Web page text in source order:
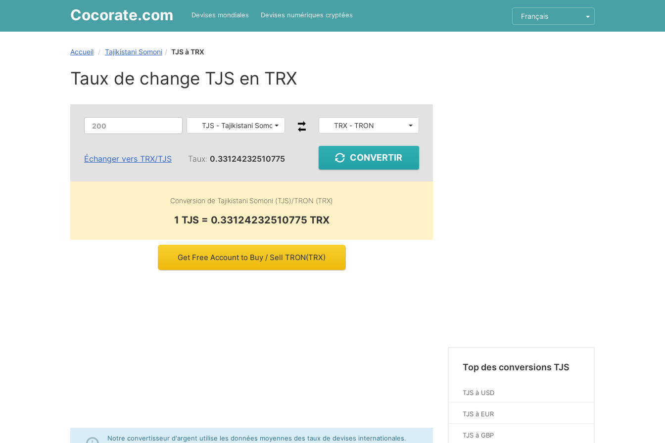
Cocorate.com Devises mondiales Devises numériques cryptées Français
Accueil Tajikistani Somoni TJS à TRX
Taux de change TJS en TRX
TJS - Tajikistani Somoni TRX - TRON
Échanger vers TRX/TJS Taux: 0.33124232510775 CONVERTIR
Conversion de Tajikistani Somoni (TJS)/TRON (TRX)
1 TJS = 0.33124232510775 TRX
Get Free Account to Buy / Sell TRON(TRX)
Notre convertisseur d'argent utilise les données moyennes des taux de devises internationales.
Top des conversions TJS
TJS à USD
TJS à EUR
TJS à GBP